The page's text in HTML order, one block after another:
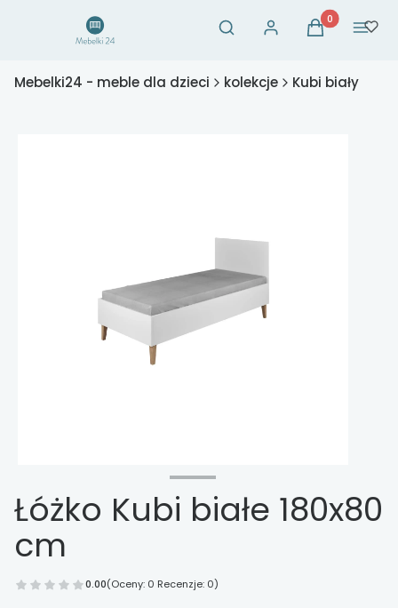
Otwórz wyszukiwarkę
Szukaj Zaloguj sięProdukty w
Koszyk Menu
Mebelki24 - meble dla dzieci kolekcje Kubi biały
Łóżko Kubi białe 180x80
cm
0.00(Oceny: 0 Recenzje: 0)